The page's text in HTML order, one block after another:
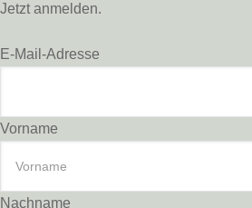
Jetzt anmelden.
E-Mail-Adresse
Vorname
Nachname